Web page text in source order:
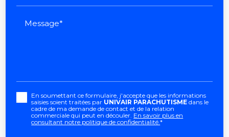
Message*
En soumettant ce formulaire, j'accepte que les informations
saisies soient traitées par UNIVAIR PARACHUTISME dans le
cadre de ma demande de contact et de la relation
commerciale qui peut en découler. En savoir plus en
consultant notre politique de confidentialité.*